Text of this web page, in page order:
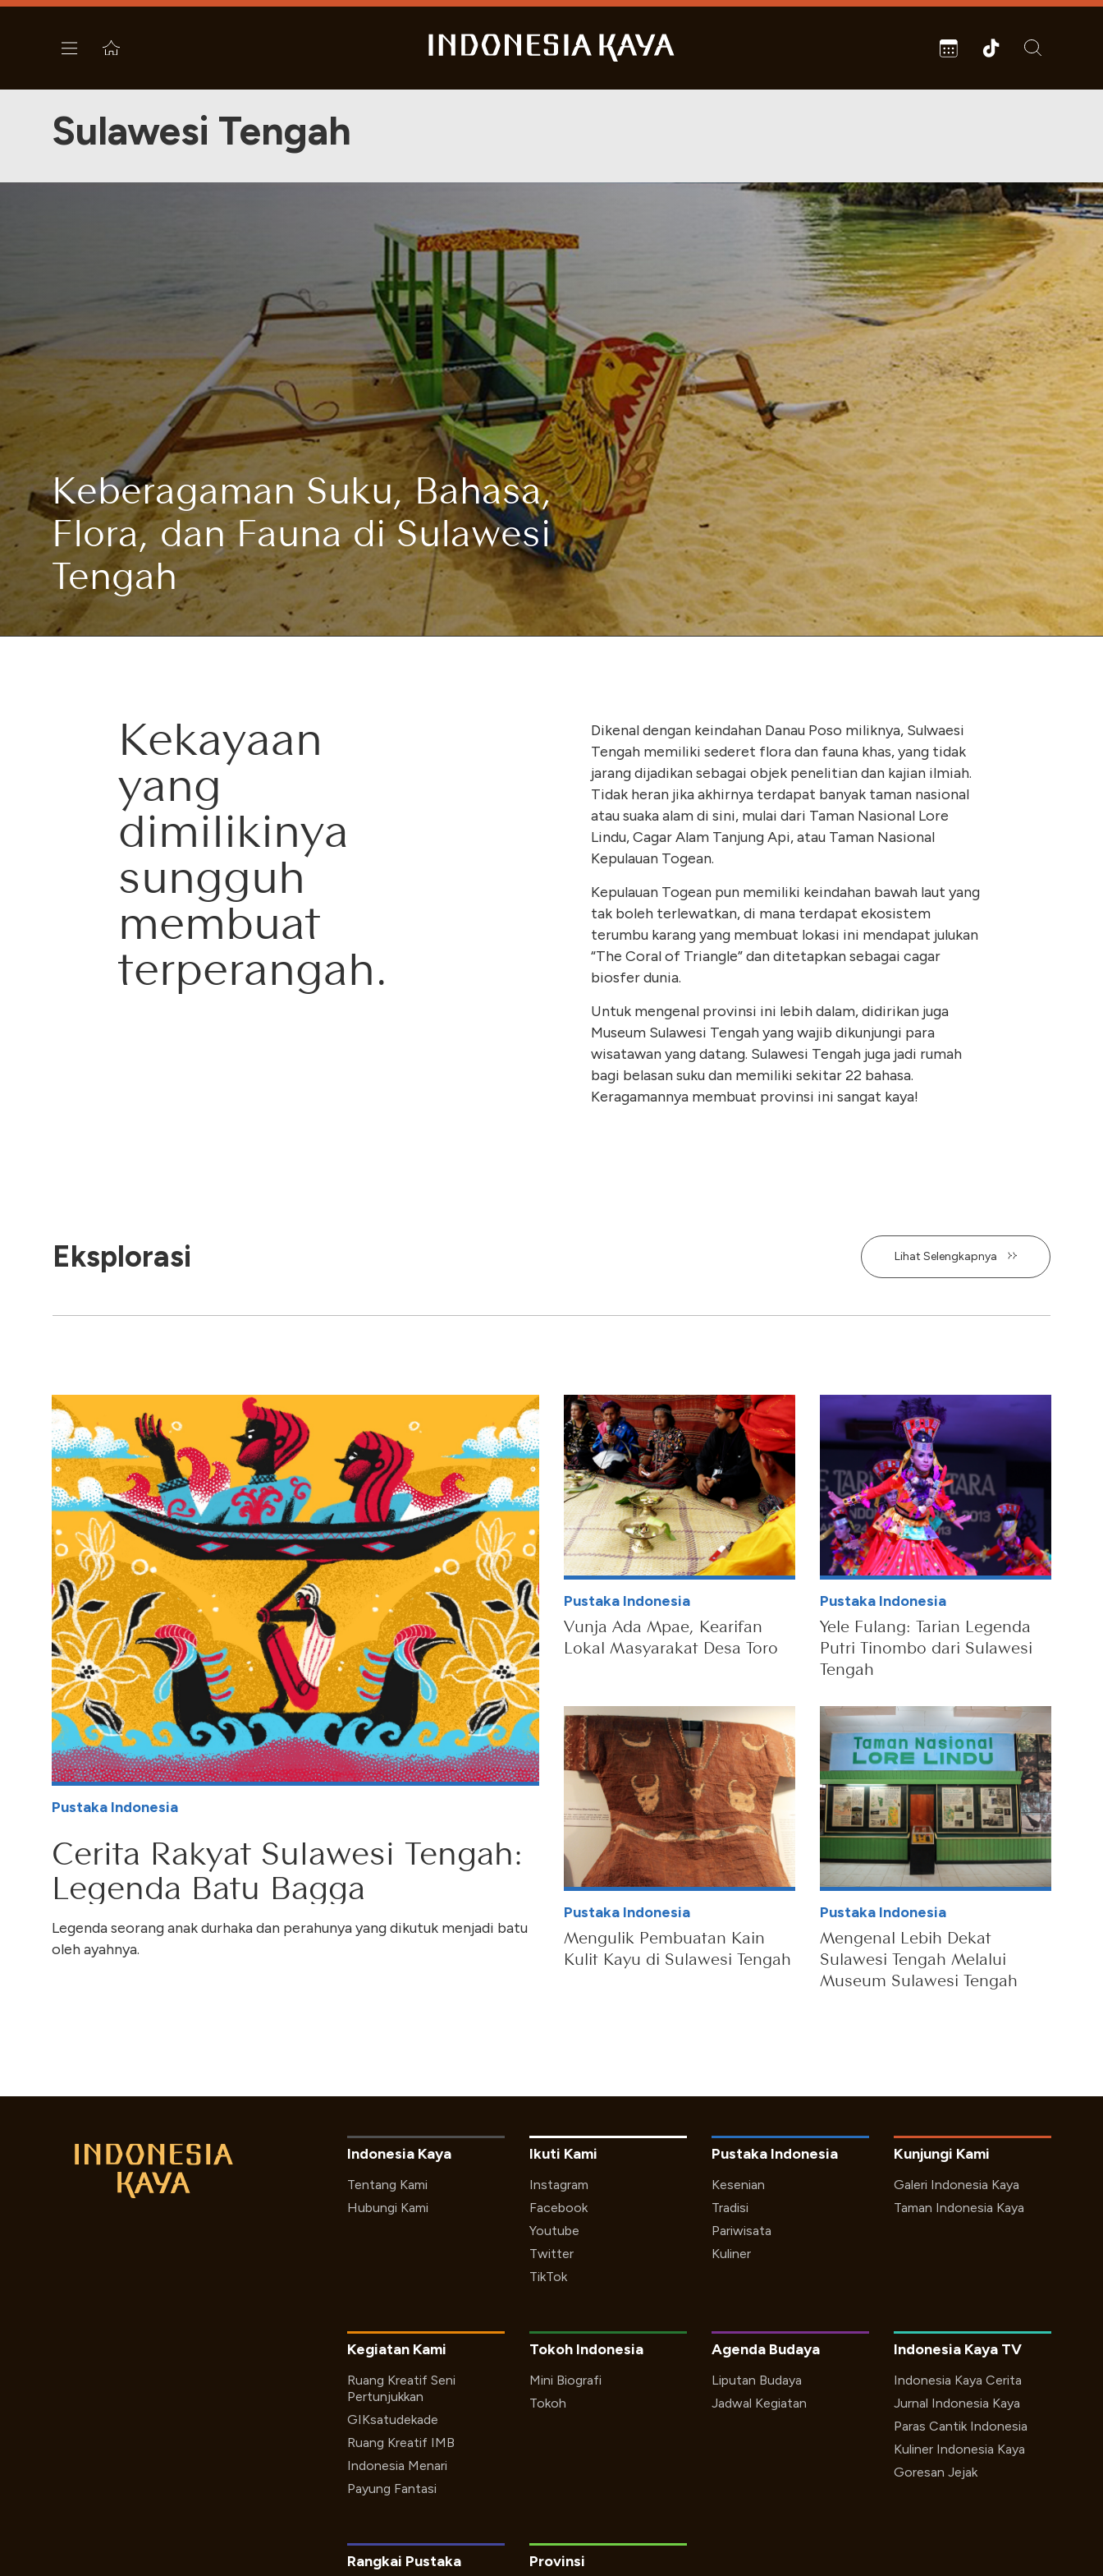
Sulawesi Tengah
Keberagaman Suku, Bahasa,
Flora, dan Fauna di Sulawesi
Tengah
Kekayaan
yang
dimilikinya
sungguh
membuat
terperangah.
Dikenal dengan keindahan Danau Poso miliknya, Sulwaesi
Tengah memiliki sederet flora dan fauna khas, yang tidak
jarang dijadikan sebagai objek penelitian dan kajian ilmiah.
Tidak heran jika akhirnya terdapat banyak taman nasional
atau suaka alam di sini, mulai dari Taman Nasional Lore
Lindu, Cagar Alam Tanjung Api, atau Taman Nasional
Kepulauan Togean.
Kepulauan Togean pun memiliki keindahan bawah laut yang
tak boleh terlewatkan, di mana terdapat ekosistem
terumbu karang yang membuat lokasi ini mendapat julukan
“The Coral of Triangle” dan ditetapkan sebagai cagar
biosfer dunia.
Untuk mengenal provinsi ini lebih dalam, didirikan juga
Museum Sulawesi Tengah yang wajib dikunjungi para
wisatawan yang datang. Sulawesi Tengah juga jadi rumah
bagi belasan suku dan memiliki sekitar 22 bahasa.
Keragamannya membuat provinsi ini sangat kaya!
Eksplorasi Lihat Selengkapnya
Pustaka Indonesia
Cerita Rakyat Sulawesi Tengah:
Legenda Batu Bagga
Legenda seorang anak durhaka dan perahunya yang dikutuk menjadi batu
oleh ayahnya.
Pustaka Indonesia
Vunja Ada Mpae, Kearifan
Lokal Masyarakat Desa Toro
Pustaka Indonesia
Yele Fulang: Tarian Legenda
Putri Tinombo dari Sulawesi
Tengah
Pustaka Indonesia
Mengulik Pembuatan Kain
Kulit Kayu di Sulawesi Tengah
Pustaka Indonesia
Mengenal Lebih Dekat
Sulawesi Tengah Melalui
Museum Sulawesi Tengah
Indonesia Kaya
Tentang Kami
Hubungi Kami
Ikuti Kami
Instagram
Facebook
Youtube
Twitter
TikTok
Kegiatan Kami
Ruang Kreatif Seni
Pertunjukkan
GIKsatudekade
Ruang Kreatif IMB
Indonesia Menari
Payung Fantasi
Kunjungi Kami
Galeri Indonesia Kaya
Taman Indonesia Kaya
Pustaka Indonesia
Kesenian
Tradisi
Pariwisata
Kuliner
Tokoh Indonesia
Mini Biografi
Tokoh
Indonesia Kaya TV
Indonesia Kaya Cerita
Jurnal Indonesia Kaya
Paras Cantik Indonesia
Kuliner Indonesia Kaya
Goresan Jejak
Agenda Budaya
Liputan Budaya
Jadwal Kegiatan
Rangkai Pustaka Provinsi